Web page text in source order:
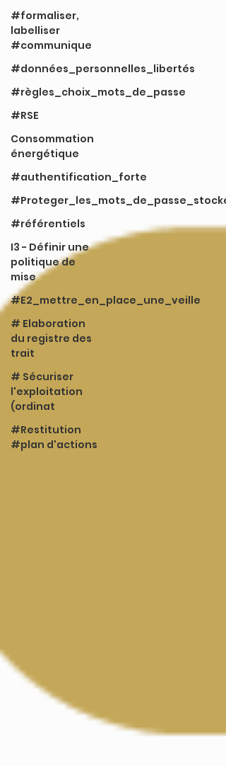
#formaliser,
labelliser
#communique
#données_personnelles_libertés
#règles_choix_mots_de_passe
#RSE
Consommation
énergétique
#authentification_forte
#référentiels
I3 - Définir une
politique de
mise
#E2_mettre_en_place_une_veille
# Elaboration
du registre des
trait
# Sécuriser
l'exploitation
(ordinat
#Restitution
#plan d'actions